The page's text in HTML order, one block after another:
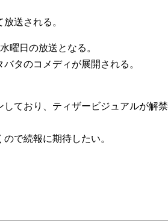
送される。
曜日の放送となる。
タのコメディが展開される。
ており、ティザービジュアルが解禁
で続報に期待したい。